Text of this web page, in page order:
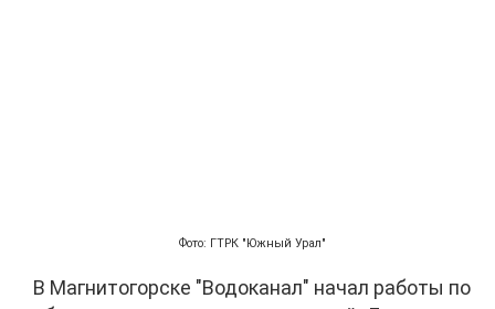
Фото: ГТРК "Южный Урал"
В Магнитогорске "Водоканал" начал работы по